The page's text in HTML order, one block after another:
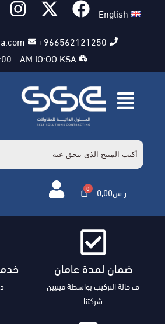
English
966562121250+
- AM IO:OO KSA
0,00ر.س
ضمان لمدة عامان
ف حالة التركيب بواسطة فينيين
شركتنا